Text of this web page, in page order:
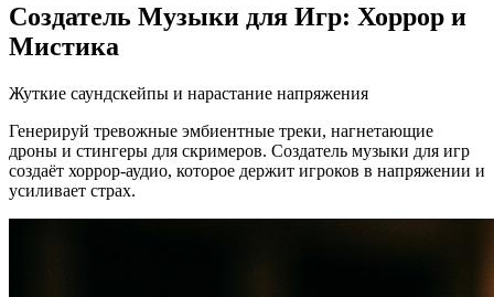
Создатель Музыки для Игр: Хоррор и
Мистика
Жуткие саундскейпы и нарастание напряжения
Генерируй тревожные эмбиентные треки, нагнетающие
дроны и стингеры для скримеров. Создатель музыки для игр
создаёт хоррор-аудио, которое держит игроков в напряжении и
усиливает страх.